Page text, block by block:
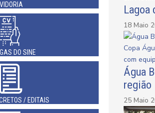
DO SINE
/ EDITAIS
Lagoa
18 Maio
Água
região
25 Maio